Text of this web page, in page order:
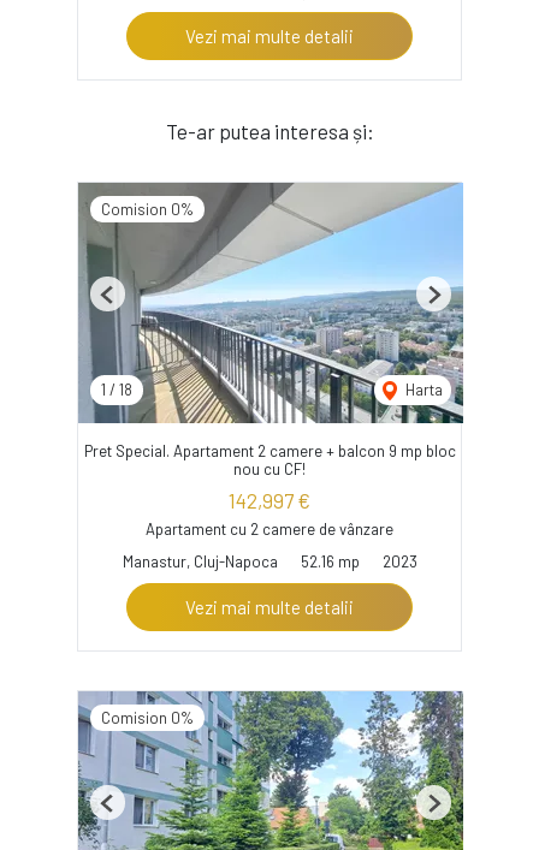
Vezi mai multe detalii
Te-ar putea interesa și:
Comision 0%
1 / 18 Harta
Previous Next
Pret Special. Apartament 2 camere + balcon 9 mp bloc
nou cu CF!
142,997 €
Apartament cu 2 camere de vânzare
Manastur, Cluj-Napoca
52.16 mp 2023
Vezi mai multe detalii
Comision 0%
Previous Next